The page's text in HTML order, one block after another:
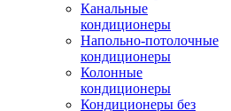
Канальные
кондиционеры
Напольно-потолочные
кондиционеры
Колонные
кондиционеры
Кондиционеры без